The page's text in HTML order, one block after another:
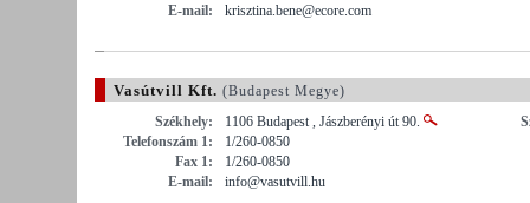
E-mail:
krisztina.bene@ecore.com
Vasútvill Kft. (Budapest Megye)
Székhely:
1106 Budapest , Jászberényi út 90.
Telefonszám 1:
1/260-0850
Fax 1:
1/260-0850
E-mail:
info@vasutvill.hu